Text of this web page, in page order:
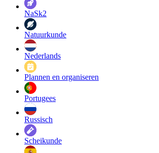
NaSk2
Natuurkunde
Nederlands
Plannen en organiseren
Portugees
Russisch
Scheikunde